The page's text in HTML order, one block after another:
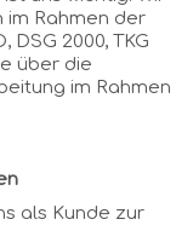
im Rahmen der
2000, TKG
über die
im Rahmen
als Kunde zur